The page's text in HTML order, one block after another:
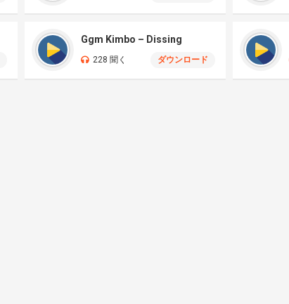
Ggm Kimbo – Dissing
228 聞く ダウンロード